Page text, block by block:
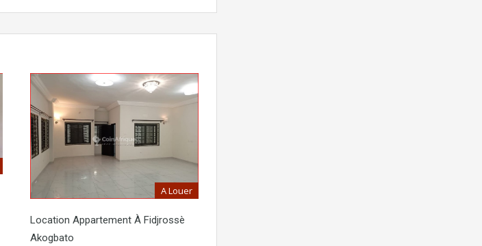
A Louer
Location Appartement À Fidjrossè
Akogbato